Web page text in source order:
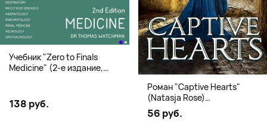
Учебник "Zero to Finals
Medicine" (2-е издание,
138 руб.
Роман "Captive Hearts"
(Natasja Rose)
Романтическое фэнтези
56 руб.